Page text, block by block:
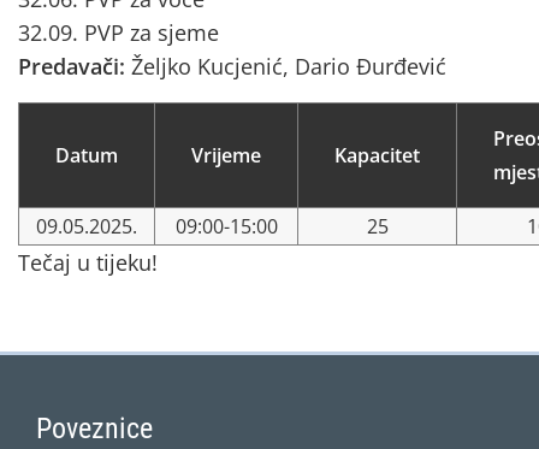
32.09. PVP za sjeme
Predavači: Željko Kucjenić, Dario Đurđević
Datum Vrijeme Kapacitet
09.05.2025. 09:00-15:00 25
Tečaj u tijeku!
Poveznice